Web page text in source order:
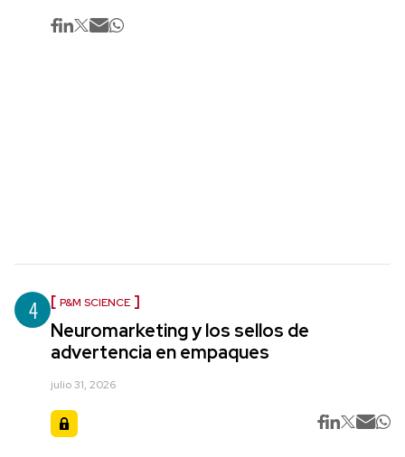
4 P&M SCIENCE
Neuromarketing y los sellos de
advertencia en empaques
julio 31, 2026